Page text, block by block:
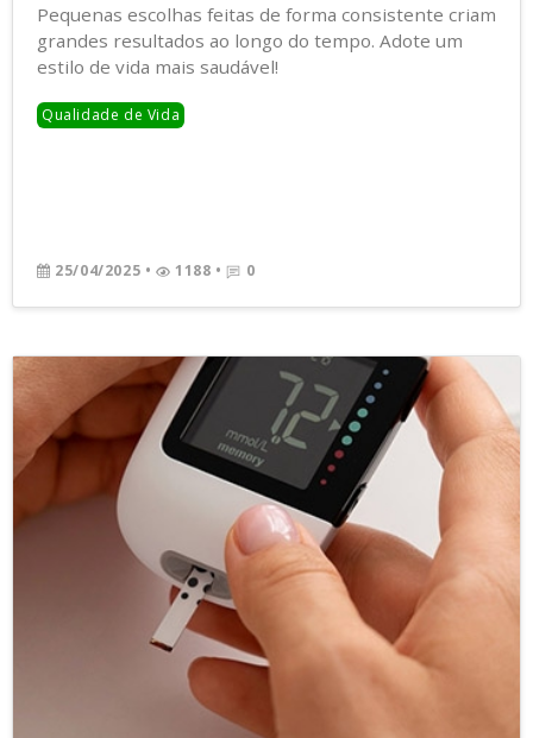
Pequenas escolhas feitas de forma consistente criam
grandes resultados ao longo do tempo. Adote um
estilo de vida mais saudável!
Qualidade de Vida
25/04/2025 • 1188 • 0